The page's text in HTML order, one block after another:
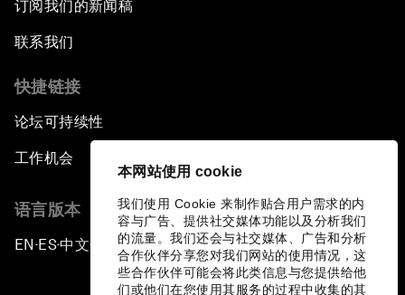
本网站使用 cookie
我们使用 Cookie 来制作贴合用户需求的内
容与广告、提供社交媒体功能以及分析我们
的流量。我们还会与社交媒体、广告和分析
合作伙伴分享您对我们网站的使用情况，这
些合作伙伴可能会将此类信息与您提供给他
们或他们在您使用其服务的过程中收集的其
订阅我们的新闻稿
联系我们
快捷链接
论坛可持续性
工作机会
语言版本
EN ▪ES▪中文▪ 日本語